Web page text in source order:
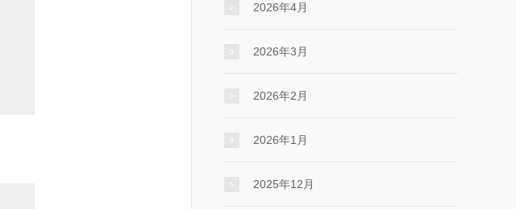
2026年4月
2026年3月
2026年2月
2026年1月
2025年12月